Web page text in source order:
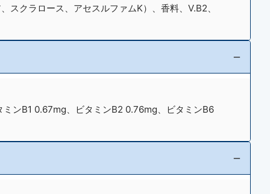
クラロース、アセスルファムK）、香料、V.B2、
ンB1 0.67mg、ビタミンB2 0.76mg、ビタミンB6